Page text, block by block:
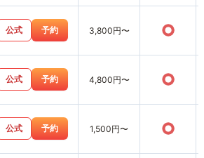
公式 予約 3,800円〜 ○
公式 予約 4,800円〜 ○
公式 予約 1,500円〜 ○